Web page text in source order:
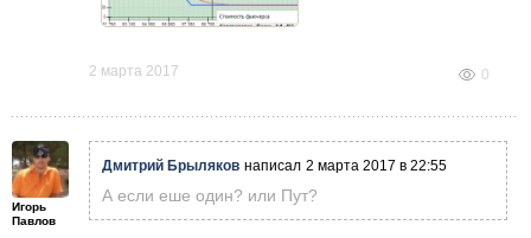
2 марта 2017 0
Игорь
Павлов
Дмитрий Брыляков написал 2 марта 2017 в 22:55
А если еше один? или Пут?